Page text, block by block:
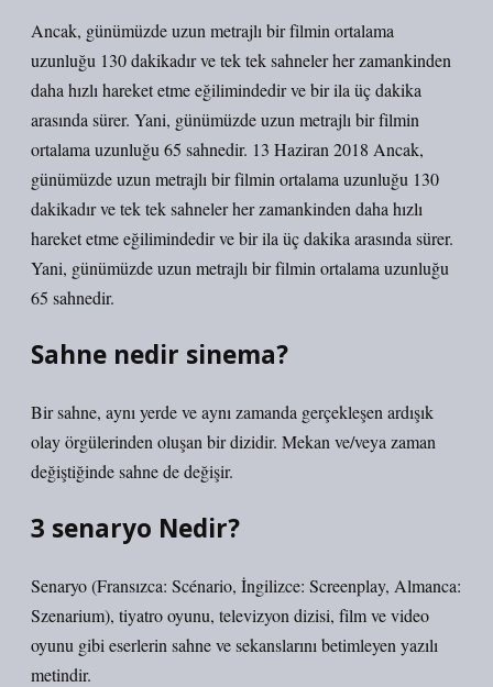
Ancak, günümüzde uzun metrajlı bir filmin ortalama
uzunluğu 130 dakikadır ve tek tek sahneler her zamankinden
daha hızlı hareket etme eğilimindedir ve bir ila üç dakika
arasında sürer. Yani, günümüzde uzun metrajlı bir filmin
ortalama uzunluğu 65 sahnedir. 13 Haziran 2018 Ancak,
günümüzde uzun metrajlı bir filmin ortalama uzunluğu 130
dakikadır ve tek tek sahneler her zamankinden daha hızlı
hareket etme eğilimindedir ve bir ila üç dakika arasında sürer.
Yani, günümüzde uzun metrajlı bir filmin ortalama uzunluğu
65 sahnedir.
Sahne nedir sinema?
Bir sahne, aynı yerde ve aynı zamanda gerçekleşen ardışık
olay örgülerinden oluşan bir dizidir. Mekan ve/veya zaman
değiştiğinde sahne de değişir.
3 senaryo Nedir?
Senaryo (Fransızca: Scénario, İngilizce: Screenplay, Almanca:
Szenarium), tiyatro oyunu, televizyon dizisi, film ve video
oyunu gibi eserlerin sahne ve sekanslarını betimleyen yazılı
metindir.